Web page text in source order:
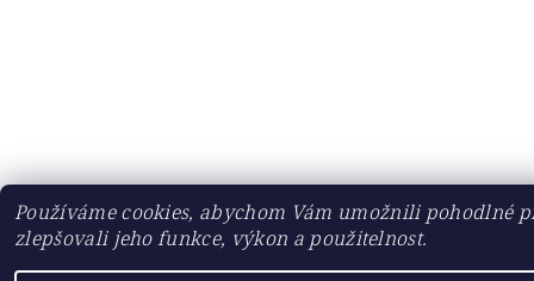
Používáme cookies, abychom Vám umožnili pohodlné
zlepšovali jeho funkce, výkon a použitelnost.